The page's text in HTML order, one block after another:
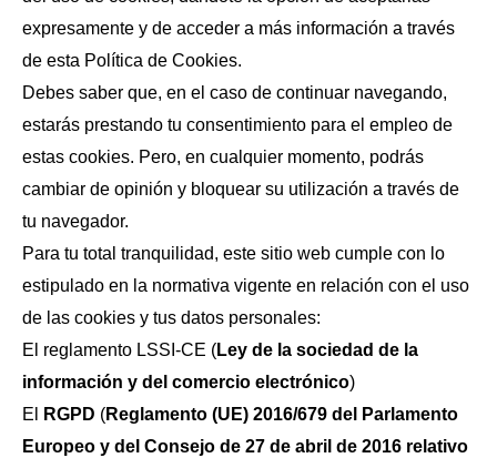
expresamente y de acceder a más información a través
de esta Política de Cookies.
Debes saber que, en el caso de continuar navegando,
estarás prestando tu consentimiento para el empleo de
estas cookies. Pero, en cualquier momento, podrás
cambiar de opinión y bloquear su utilización a través de
tu navegador.
Para tu total tranquilidad, este sitio web cumple con lo
estipulado en la normativa vigente en relación con el uso
de las cookies y tus datos personales:
El reglamento LSSI-CE (Ley de la sociedad de la
información y del comercio electrónico)
El
RGPD (Reglamento (UE) 2016/679 del Parlamento
Europeo y del Consejo de 27 de abril de 2016 relativo